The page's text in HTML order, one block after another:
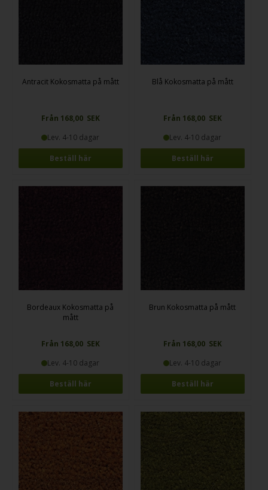
Antracit Kokosmatta på mått
Från 168,00 SEK
Lev. 4-10 dagar
Beställ här
Blå Kokosmatta på mått
Från 168,00 SEK
Lev. 4-10 dagar
Beställ här
Bordeaux Kokosmatta på
mått
Från 168,00 SEK
Lev. 4-10 dagar
Beställ här
Brun Kokosmatta på mått
Från 168,00 SEK
Lev. 4-10 dagar
Beställ här